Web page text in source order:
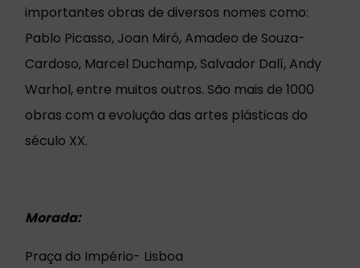
importantes obras de diversos nomes como:
Pablo Picasso, Joan Miró, Amadeo de Souza-
Cardoso, Marcel Duchamp, Salvador Dalí, Andy
Warhol, entre muitos outros. São mais de 1000
obras com a evolução das artes plásticas do
século XX.
Morada:
Praça do Império- Lisboa